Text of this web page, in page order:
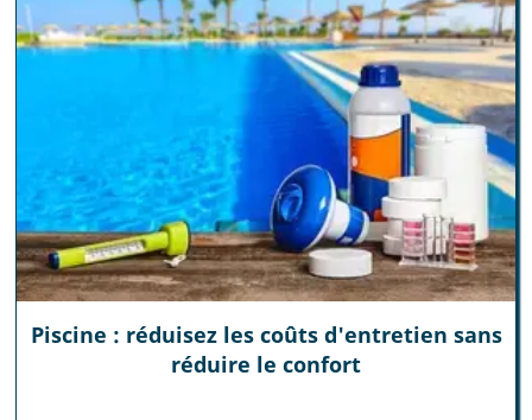
Piscine : réduisez les coûts d'entretien sans
réduire le confort